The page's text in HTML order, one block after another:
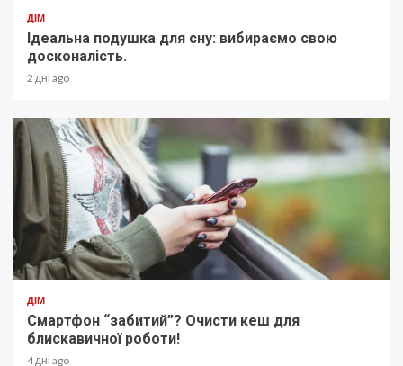
ДІМ
Ідеальна подушка для сну: вибираємо свою
досконалість.
2 дні ago
ДІМ
Смартфон “забитий”? Очисти кеш для
блискавичної роботи!
4 дні ago